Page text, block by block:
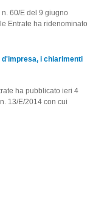
60/E del 9 giugno
Entrate ha ridenominato
d'impresa, i chiarimenti
ha pubblicato ieri 4
13/E/2014 con cui